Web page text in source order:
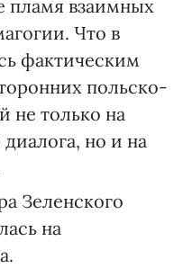
пламя взаимных
Что в
фактическим
польско-
не только на
но и на
Зеленского
на